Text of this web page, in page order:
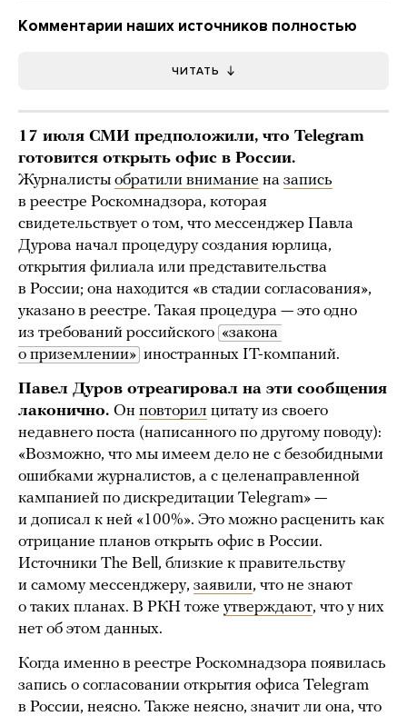
Комментарии наших источников полностью
ЧИТАТЬ
17 июля СМИ предположили, что Telegram
готовится открыть офис в России.
Журналисты обратили внимание на запись
в реестре Роскомнадзора, которая
свидетельствует о том, что мессенджер Павла
Дурова начал процедуру создания юрлица,
открытия филиала или представительства
в России; она находится «в стадии согласования»,
указано в реестре. Такая процедура — это одно
из требований российского «закона
о приземлении» иностранных IT-компаний.
Павел Дуров отреагировал на эти сообщения
лаконично. Он повторил цитату из своего
недавнего поста (написанного по другому поводу):
«Возможно, что мы имеем дело не с безобидными
ошибками журналистов, а с целенаправленной
кампанией по дискредитации Telegram» —
и дописал к ней «100%». Это можно расценить как
отрицание планов открыть офис в России.
Источники The Bell, близкие к правительству
и самому мессенджеру, заявили, что не знают
о таких планах. В РКН тоже утверждают, что у них
нет об этом данных.
Когда именно в реестре Роскомнадзора появилась
запись о согласовании открытия офиса Telegram
в России, неясно. Также неясно, значит ли она, что